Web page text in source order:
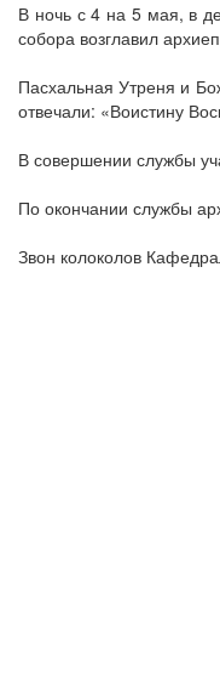
В ночь с 4 на 5 мая, в
собора возглавил
Пасхальная Утреня и
отвечали: «Воистину
В совершении службы
По окончании службы
Звон колоколов